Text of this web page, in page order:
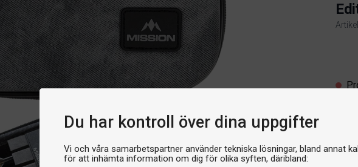
Du har kontroll över dina uppgifter
Vi och våra samarbetspartner använder tekniska lösningar, bland annat
för att inhämta information om dig för olika syften, däribland: